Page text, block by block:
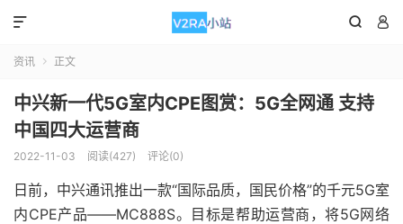
 

资讯  正文
中兴新一代5G室内CPE图赏：5G全网通 支持
中国四大运营商
2022-11-03 阅读(427) 评论(0)
日前，中兴通讯推出一款“国际品质，国民价格”的千元5G室
内CPE产品——MC888S。目标是帮助运营商，将5G网络